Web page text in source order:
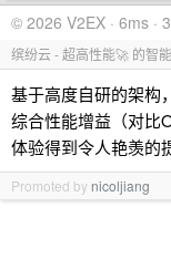
© 2026 V2EX · 6ms ·
缤纷云 - 超高性能🚀 的智
基于高度自研的架构
综合性能增益（对比
体验得到令人艳羡的
Promoted by nicoljiang